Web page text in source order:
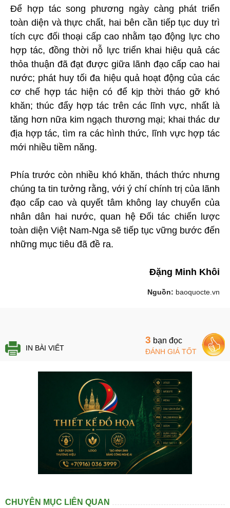
Để hợp tác song phương ngày càng phát triển
toàn diện và thực chất, hai bên cần tiếp tục duy trì
tích cực đối thoại cấp cao nhằm tạo động lực cho
hợp tác, đồng thời nỗ lực triển khai hiệu quả các
thỏa thuận đã đạt được giữa lãnh đạo cấp cao hai
nước; phát huy tối đa hiệu quả hoạt động của các
cơ chế hợp tác hiện có để kịp thời tháo gỡ khó
khăn; thúc đẩy hợp tác trên các lĩnh vực, nhất là
tăng hơn nữa kim ngạch thương mại; khai thác dư
địa hợp tác, tìm ra các hình thức, lĩnh vực hợp tác
mới nhiều tiềm năng.
Phía trước còn nhiều khó khăn, thách thức nhưng
chúng ta tin tưởng rằng, với ý chí chính trị của lãnh
đạo cấp cao và quyết tâm không lay chuyển của
nhân dân hai nước, quan hệ Đối tác chiến lược
toàn diện Việt Nam-Nga sẽ tiếp tục vững bước đến
những mục tiêu đã đề ra.
Đặng Minh Khôi
Nguồn: baoquocte.vn
IN BÀI VIẾT
3 bạn đọc
ĐÁNH GIÁ TỐT
CHUYÊN MỤC LIÊN QUAN